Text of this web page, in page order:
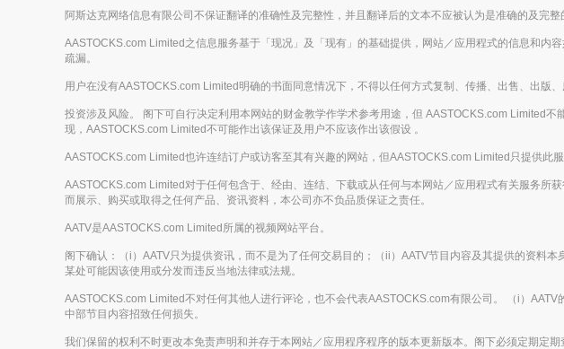
阿斯达克网络信息有限公司不保证翻译的准确性及完整性，并且翻译后的文本不应被认为是准确的及完
AASTOCKS.com Limited之信息服务基于「现况」及「现有」的基础提供，网站／应用程式的信息和
疏漏。
用户在没有AASTOCKS.com Limited明确的书面同意情况下，不得以任何方式复制、传播、出售、出版
投资涉及风险。 阁下可自行决定利用本网站的财金教学作学术参考用途，但 AASTOCKS.com Limited
现，AASTOCKS.com Limited不可能作出该保证及用户不应该作出该假设 。
AASTOCKS.com Limited也许连结订户或访客至其有兴趣的网站，但AASTOCKS.com Limited只提供此
AASTOCKS.com Limited对于任何包含于、经由、连结、下载或从任何与本网站／应用程式有关服务
而展示、购买或取得之任何产品、资讯资料，本公司亦不负品质保证之责任。
AATV是AASTOCKS.com Limited所属的视频网站平台。
阁下确认：（i）AATV只为提供资讯，而不是为了任何交易目的；（ii）AATV节目内容及其提供的资料
某处可能因该使用或分发而违反当地法律或法规。
AASTOCKS.com Limited不对任何其他人进行评论，也不会代表AASTOCKS.com有限公司。 （i）
中部节目内容招致任何损失。
我们保留的权利不时更改本免责声明和并存于本网站／应用程序程序的版本更新版本。阁下必须定期定